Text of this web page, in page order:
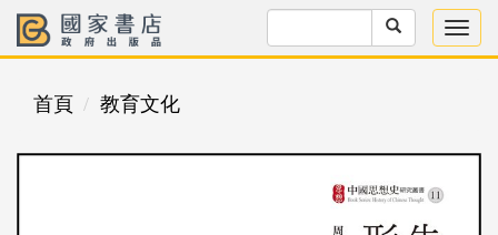
首頁 教育文化